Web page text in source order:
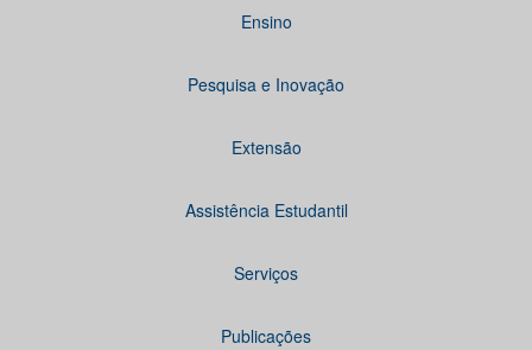
Ensino
Pesquisa e Inovação
Extensão
Assistência Estudantil
Serviços
Publicações